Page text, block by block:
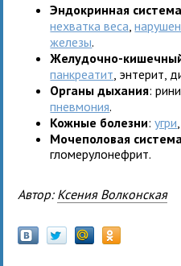
Эндокринная система
нехватка веса ,
железы.
Желудочно-
панкреатит , энтерит,
Органы дыхания:
пневмония.
Кожные болезни:угри
Мочеполовая система
гломерулонефрит.
Автор: Ксения Волконская